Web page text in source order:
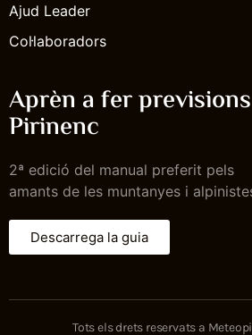
Ajud Leader
Col·laboradors
Aprèn a fer
Pirinenc
2ª edició del manual preferit pels
amants de les muntanyes i
Descarrega la guia
Tots els drets reservats a